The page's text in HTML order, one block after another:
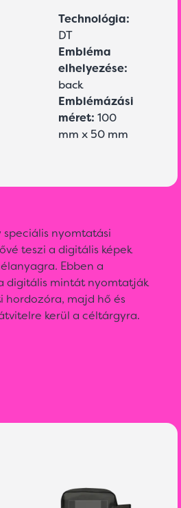
Technológia:
DT
Embléma
elhelyezése:
back
Emblémázási
méret: 100
mm x 50 mm
speciális nyomtatási
teszi a digitális képek
Ebben a
digitális mintát nyomtatják
hordozóra, majd hő és
kerül a céltárgyra.